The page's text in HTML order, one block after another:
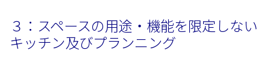
３：スペースの用途・機能を限定しない
キッチン及びプランニング